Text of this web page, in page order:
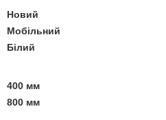
Новий
Мобільний
Білий
400 мм
800 мм